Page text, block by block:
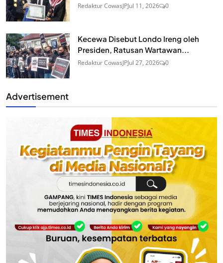
Redaktur CowasJPJul 11, 2026 0
Kecewa Disebut Londo Ireng oleh
Presiden, Ratusan Wartawan...
Redaktur CowasJPJul 27, 2026 0
Advertisement